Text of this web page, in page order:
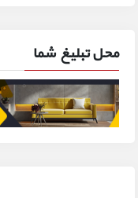
محل تبلیغ شما